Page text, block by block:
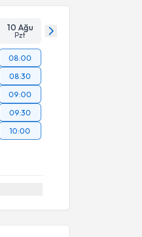
10 Ağu
Pzt
08:00
08:30
09:00
09:30
10:00